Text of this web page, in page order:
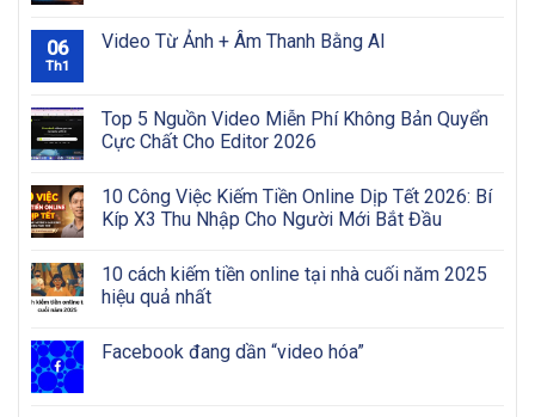
06
Th1
Video Từ Ảnh + Âm Thanh Bằng AI
Top 5 Nguồn Video Miễn Phí Không Bản Quyển
Cực Chất Cho Editor 2026
10 Công Việc Kiếm Tiền Online Dịp Tết 2026: Bí
Kíp X3 Thu Nhập Cho Người Mới Bắt Đầu
10 cách kiếm tiền online tại nhà cuối năm 2025
hiệu quả nhất
Facebook đang dần “video hóa”